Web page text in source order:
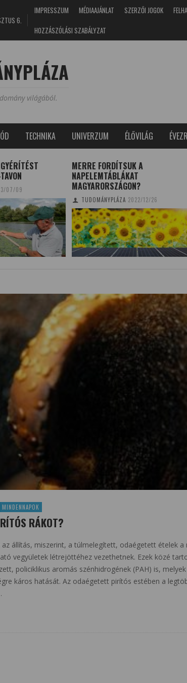
6.
IMPRESSZUM MÉDIAAJÁNLAT SZERZŐI JOGOK
HOZZÁSZÓLÁSI SZABÁLYZAT
világából.
TECHNIKA UNIVERZUM ÉLŐVILÁG
07/09
MERRE FORDÍTSUK A
NAPELEMTÁBLÁKAT
MAGYARORSZÁGON?
TUDOMÁNYPLÁZA 2022/12/26
MINDENNAPOK
RÁKOT?
állítás, miszerint, a túlmelegített, odaégetett ételek a
vegyületek létrejöttéhez vezethetnek. Ezek közé
policiklikus aromás szénhidrogének (PAH) is,
káros hatását. Az odaégetett pirítós estében a